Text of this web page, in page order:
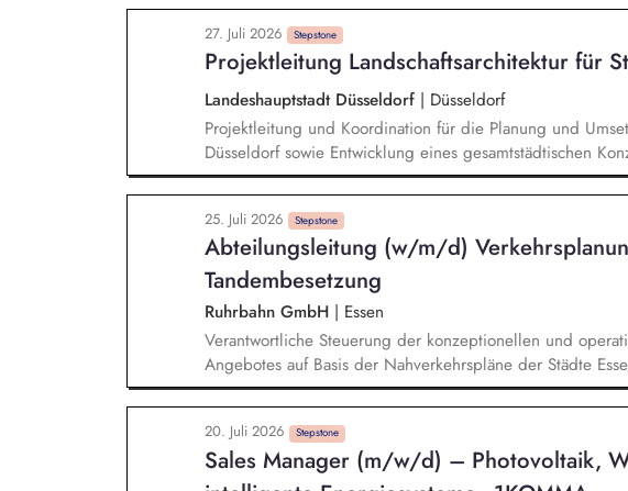
Pflege von Datenbanken Abteilungsorganisatorische
Bürotätigkeiten Organisation von
internen und externen Projektpartnern/Ansprechpartnern
27. Juli 2026 Stepstone
Projektleitung Landschaftsarchitektur für
Landeshauptstadt Düsseldorf | Düsseldorf
Projektleitung und Koordination für die Planung und
Düsseldorf sowie Entwicklung eines gesamtstädtischen
Entsiegelung im Sinne der Klimaanpassung und
ökologischen Räumen mit Aufenthaltsqualität für Bürger*innen
über das Projektvolumen in Höhe von 10 Millionen Euro
Fördermitteln kontinuierliche Berichterstattung gegenüber der Amtsleitung und Vertretung
in politischen Gremien Steuerung und Koordination von Informationen und
Projektvorschlägen mit dem internen Projektteam sowie
Akteuren
25. Juli 2026 Stepstone
Abteilungsleitung (w/m/d)
Tandembesetzung
Ruhrbahn GmbH | Essen
Verantwortliche Steuerung der konzeptionellen und
Angebotes auf Basis der Nahverkehrspläne der Städte
Strategische und operative Weiterentwicklung der
der Digitalisierung und Weiterentwicklung der
kundenorientierten, vernetzten und wirtschaftlichen
Planung – von der Strategie bis in die operative
und Kurzfrist-Maßnahmen.
20. Juli 2026 Stepstone
Sales Manager (m/w/d) – Photovoltaik,